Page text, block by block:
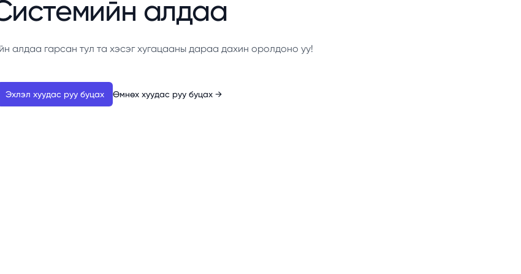
алдаа
алдаа гарсан тул та хэсэг хугацааны дараа дахин оролдоно уу!
Эхлэл хуудас руу буцах Өмнөх хуудас руу буцах →